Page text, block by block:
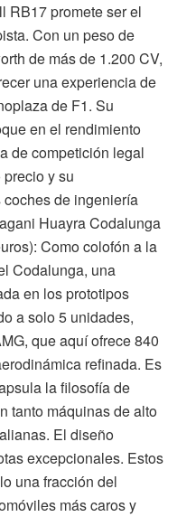
RB17 promete ser el
Con un peso de
de más de 1.200 CV,
una experiencia de
de F1. Su
en el rendimiento
de competición legal
y su
de ingeniería
Huayra Codalunga
Como colofón a la
Codalunga, una
en los prototipos
a solo 5 unidades,
que aquí ofrece 840
refinada. Es
la filosofía de
tanto máquinas de alto
El diseño
excepcionales. Estos
una fracción del
más caros y